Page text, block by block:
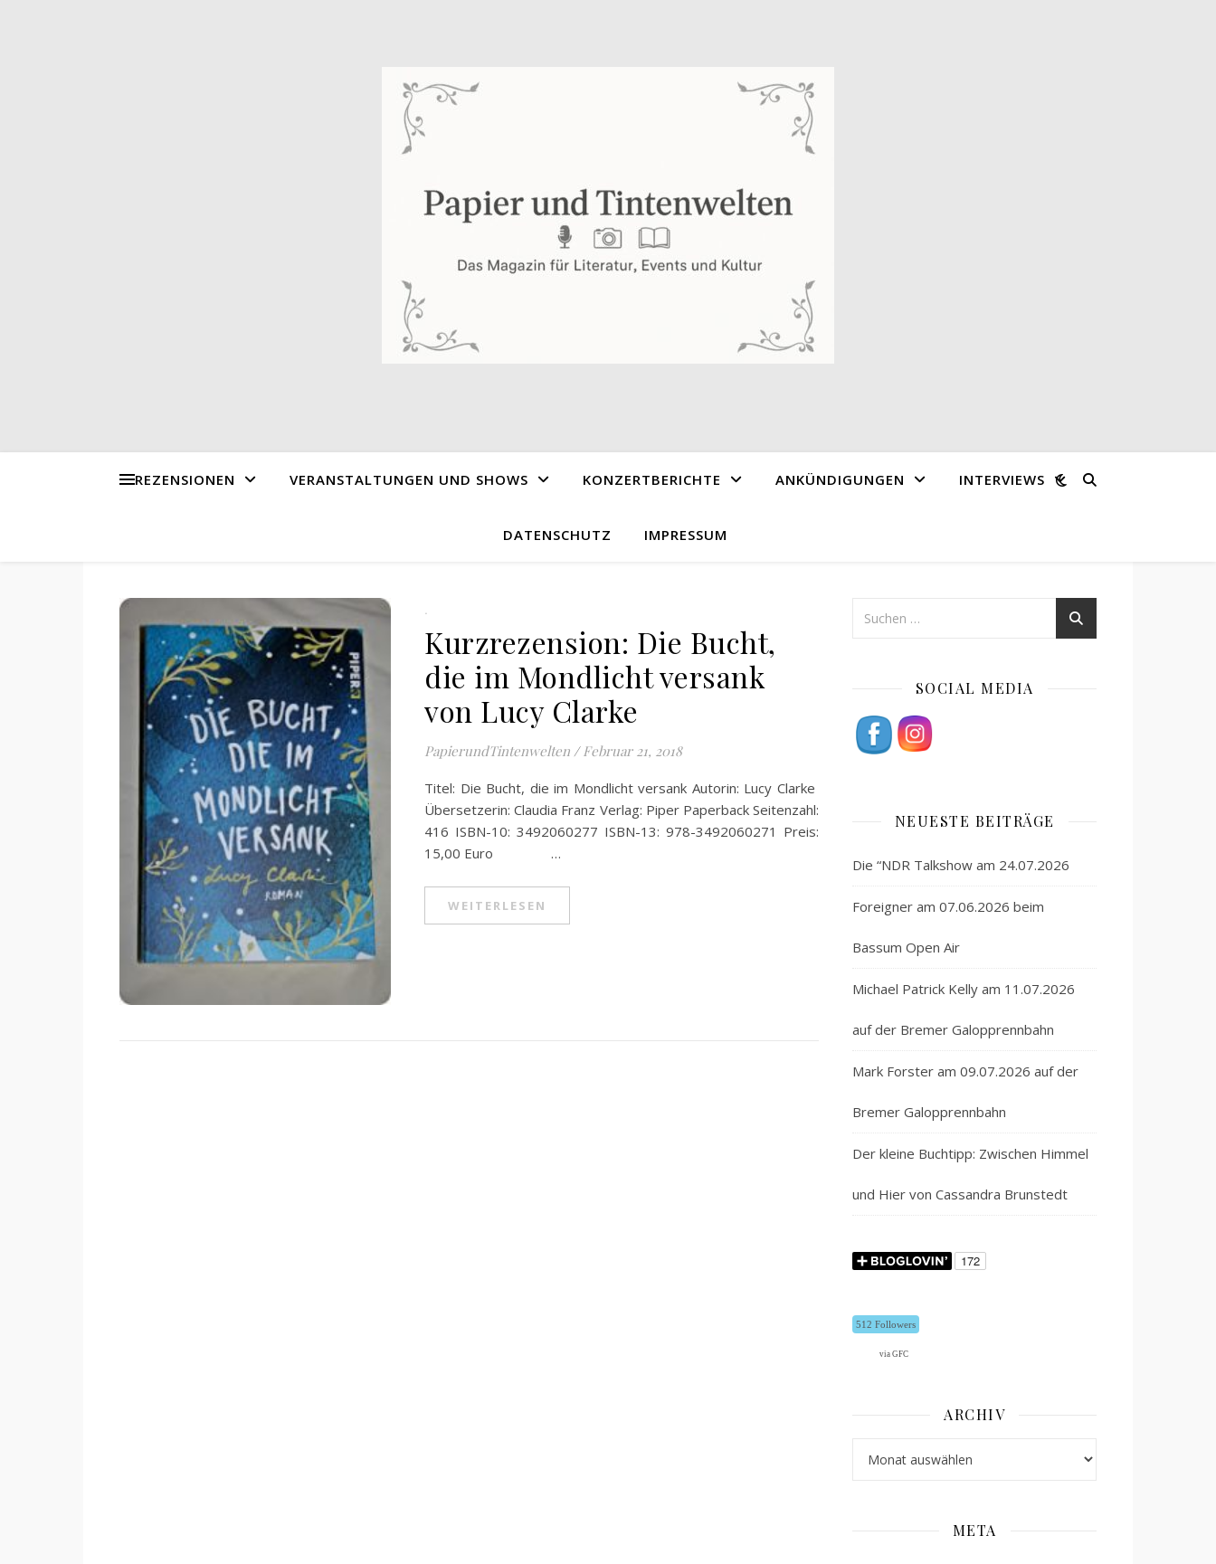
REZENSIONEN VERANSTALTUNGEN UND SHOWS KONZERTBERICHTE ANKÜNDIGUNGEN INTERVIEWS
DATENSCHUTZ IMPRESSUM
.
Kurzrezension: Die Bucht,
die im Mondlicht versank
von Lucy Clarke
PapierundTintenwelten / Februar 21, 2018
Titel: Die Bucht, die im Mondlicht versank Autorin: Lucy Clarke
Übersetzerin: Claudia Franz Verlag: Piper Paperback Seitenzahl:
416 ISBN-10: 3492060277 ISBN-13: 978-3492060271 Preis:
15,00 Euro …
WEITERLESEN
SOCIAL MEDIA
NEUESTE BEITRÄGE
Die “NDR Talkshow am 24.07.2026
Foreigner am 07.06.2026 beim
Bassum Open Air
Michael Patrick Kelly am 11.07.2026
auf der Bremer Galopprennbahn
Mark Forster am 09.07.2026 auf der
Bremer Galopprennbahn
Der kleine Buchtipp: Zwischen Himmel
und Hier von Cassandra Brunstedt
512 Followers
via GFC
ARCHIV
META